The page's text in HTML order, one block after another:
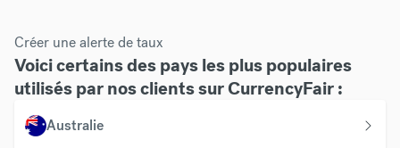
Créer une alerte de taux
Voici certains des pays les plus populaires
utilisés par nos clients sur CurrencyFair :
Australie